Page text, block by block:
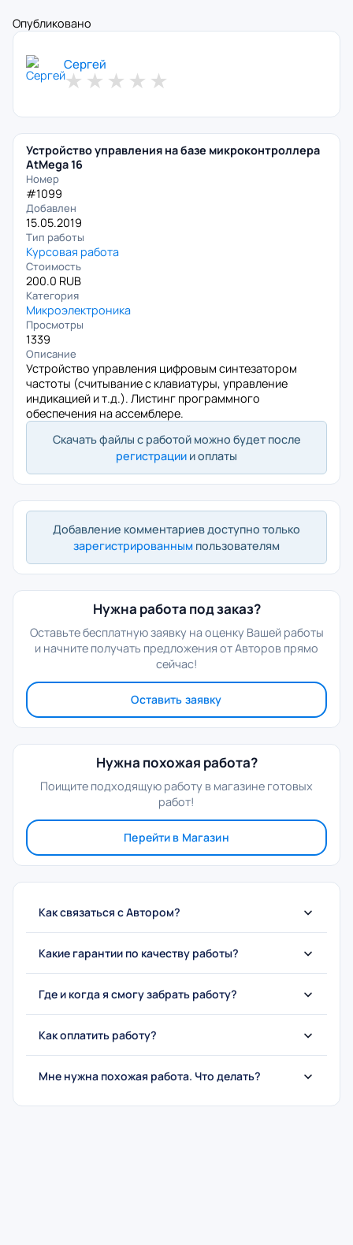
Опубликовано
Сергей
★ ★ ★ ★ ★
Устройство управления на базе микроконтроллера
AtMega 16
Номер
#1099
Добавлен
15.05.2019
Тип работы
Курсовая работа
Стоимость
200.0 RUB
Категория
Микроэлектроника
Просмотры
1339
Описание
Устройство управления цифровым синтезатором
частоты (считывание с клавиатуры, управление
индикацией и т.д.). Листинг программного
обеспечения на ассемблере.
Скачать файлы с работой можно будет после
регистрации и оплаты
Добавление комментариев доступно только
зарегистрированным пользователям
Нужна работа под заказ?
Оставьте бесплатную заявку на оценку Вашей работы
и начните получать предложения от Авторов прямо
сейчас!
Оставить заявку
Нужна похожая работа?
Поищите подходящую работу в магазине готовых
работ!
Перейти в Магазин
Как связаться с Автором?
Какие гарантии по качеству работы?
Где и когда я смогу забрать работу?
Как оплатить работу?
Мне нужна похожая работа. Что делать?